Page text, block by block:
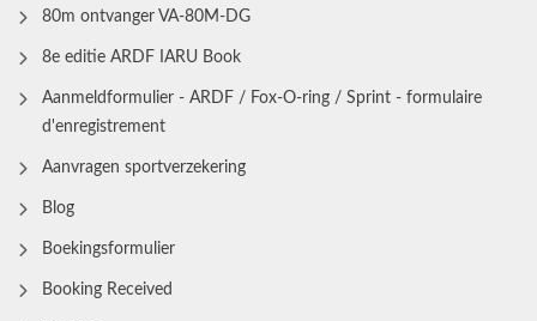
80m ontvanger VA-80M-DG
8e editie ARDF IARU Book
Aanmeldformulier - ARDF / Fox-O-ring / Sprint - formulaire
d'enregistrement
Aanvragen sportverzekering
Blog
Boekingsformulier
Booking Received